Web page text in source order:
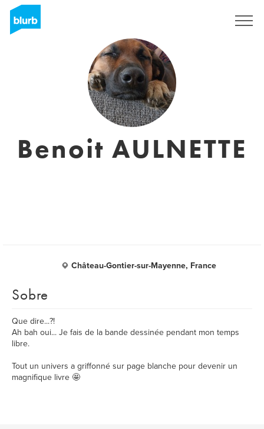
Benoit AULNETTE
Château-Gontier-sur-Mayenne, France
Sobre
Que dire...?!
Ah bah oui... Je fais de la bande dessinée pendant mon temps
libre.
Tout un univers a griffonné sur page blanche pour devenir un
magnifique livre 🤩